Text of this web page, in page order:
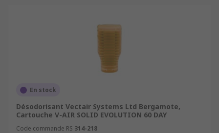
En stock
Désodorisant Vectair Systems Ltd Bergamote,
Cartouche V-AIR SOLID EVOLUTION 60 DAY
Code commande RS 314-218